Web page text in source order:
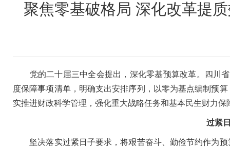
聚焦零基破格局 深化改革提
党的二十届三中全会提出，深化零基预算改革。四川省
度保障事项清单，明确支出安排序列，以零为基点编制预
实推进财政科学管理，强化重大战略任务和基本民生财力
过紧
坚决落实过紧日子要求，将艰苦奋斗、勤俭节约作为预